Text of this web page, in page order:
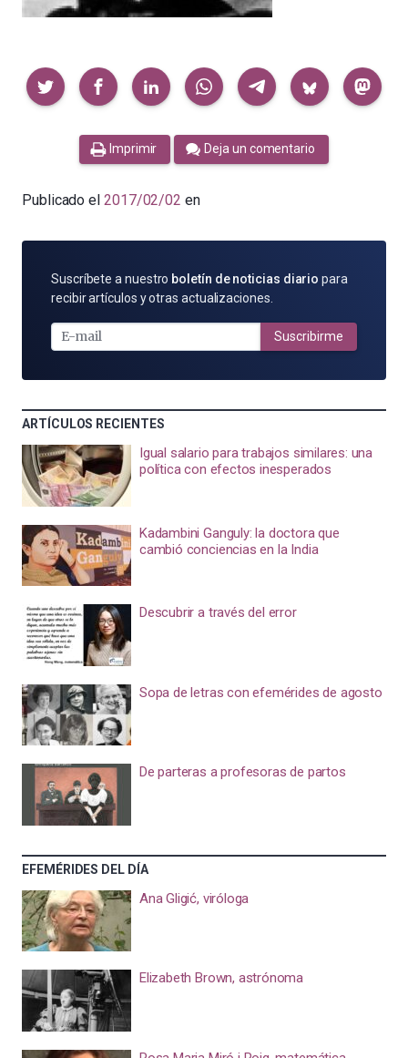
Compartir
Imprimir Deja un comentario
Publicado el 2017/02/02 en
SUSCRÍBETE
POR
MAIL
Suscríbete a nuestro boletín de noticias diario para
recibir artículos y otras actualizaciones.
Suscribirme
ARTÍCULOS RECIENTES
Igual salario para trabajos similares: una
política con efectos inesperados
Kadambini Ganguly: la doctora que
cambió conciencias en la India
Descubrir a través del error
Sopa de letras con efemérides de agosto
De parteras a profesoras de partos
EFEMÉRIDES DEL DÍA
Ana Gligić, viróloga
Elizabeth Brown, astrónoma